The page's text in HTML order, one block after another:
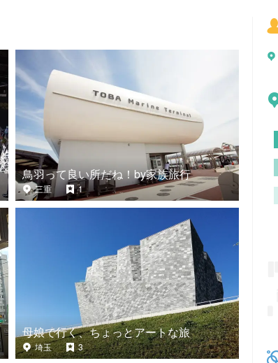
鳥羽って良い所だね！by家族旅行
三重 1
母娘で行く、ちょっとアートな旅
埼玉 3